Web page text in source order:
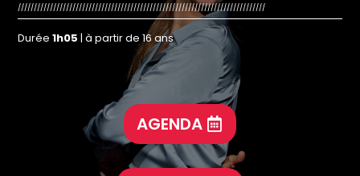
/////////////////////////////////////////////////////////////////////////////
Durée1h05| à partir de 16 ans
AGENDA